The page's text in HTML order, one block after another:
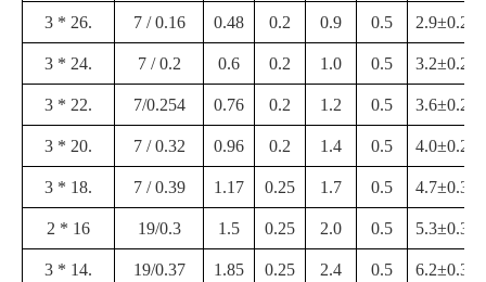
3 * 26. 7 / 0.16 0.48 0.2 0.9 0.5 2.9±0.2
3 * 24. 7 / 0.2 0.6 0.2 1.0 0.5 3.2±0.2
3 * 22. 7/0.254 0.76 0.2 1.2 0.5 3.6±0.2
3 * 20. 7 / 0.32 0.96 0.2 1.4 0.5 4.0±0.2
3 * 18. 7 / 0.39 1.17 0.25 1.7 0.5 4.7±0.3
2 * 16 19/0.3 1.5 0.25 2.0 0.5 5.3±0.3
3 * 14. 19/0.37 1.85 0.25 2.4 0.5 6.2±0.3